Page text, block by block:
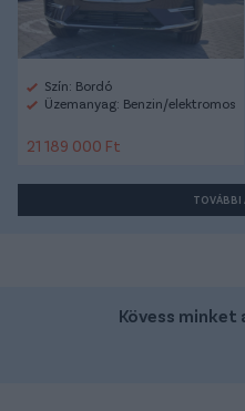
Szín: Bordó
Üzemanyag: Benzin/elektromos
21 189 000 Ft
TOVÁBBI
Kövess minket